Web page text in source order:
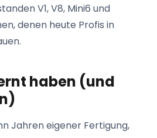
V1, V8, Mini6 und
denen heute Profis in
haben (und
Jahren eigener Fertigung,